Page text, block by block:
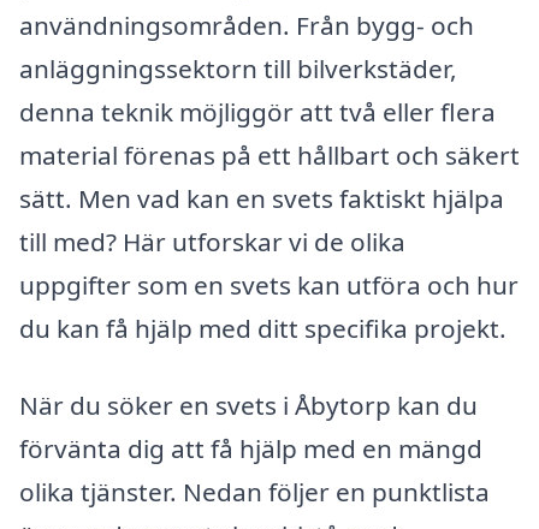
användningsområden. Från bygg- och
anläggningssektorn till bilverkstäder,
denna teknik möjliggör att två eller flera
material förenas på ett hållbart och säkert
sätt. Men vad kan en svets faktiskt hjälpa
till med? Här utforskar vi de olika
uppgifter som en svets kan utföra och hur
du kan få hjälp med ditt specifika projekt.
När du söker en svets i Åbytorp kan du
förvänta dig att få hjälp med en mängd
olika tjänster. Nedan följer en punktlista